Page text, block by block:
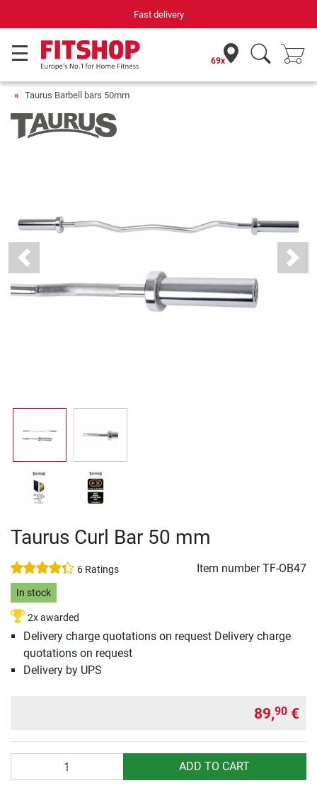
Your expert in home fitness for 42 years
69x
Taurus Barbell bars 50mm
Previous Next
Taurus Curl Bar 50 mm
6 Ratings Item numberTF-OB47
In stock
2x awarded
Delivery charge quotations on request Delivery charge
quotations on request
Delivery by UPS
89,90 €
ADD TO CART